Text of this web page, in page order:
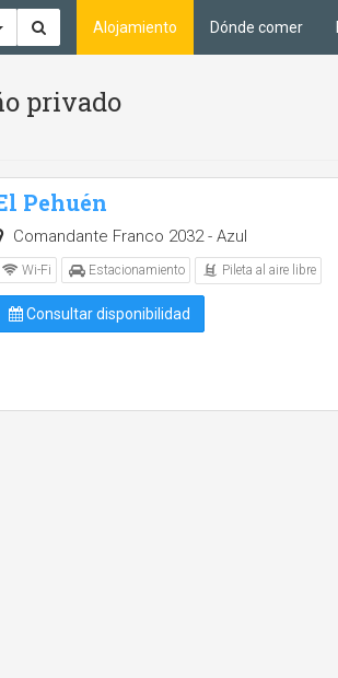
Alojamiento Dónde comer
privado
Pehuén
Comandante Franco 2032 - Azul
Wi-Fi Estacionamiento Pileta al aire libre
Consultar disponibilidad